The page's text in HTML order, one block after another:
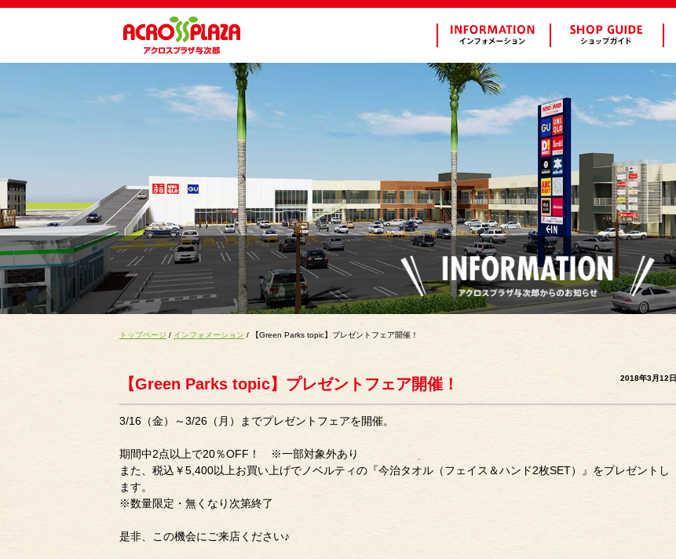
トップページ / インフォメーション / 【Green Parks topic】プレゼントフェア開催！
2018年3月12日
【Green Parks topic】プレゼントフェア開催！
3/16（金）～3/26（月）までプレゼントフェアを開催。
期間中2点以上で20％OFF！ ※一部対象外あり
また、税込￥5,400以上お買い上げでノベルティの『今治タオル（フェイス＆ハンド2枚SET）』をプレゼントし
ます。
※数量限定・無くなり次第終了
是非、この機会にご来店ください♪